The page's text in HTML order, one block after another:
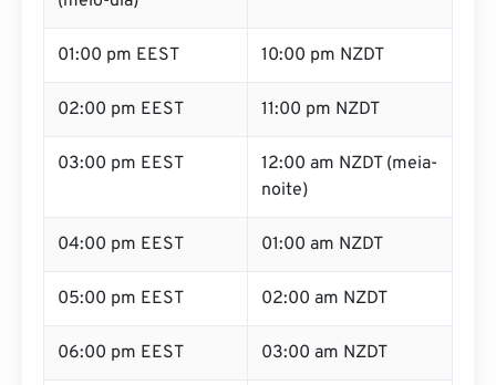
01:00 pm EEST 10:00 pm NZDT
02:00 pm EEST 11:00 pm NZDT
03:00 pm EEST
12:00 am NZDT (meia-
noite)
04:00 pm EEST 01:00 am NZDT
05:00 pm EEST 02:00 am NZDT
06:00 pm EEST 03:00 am NZDT